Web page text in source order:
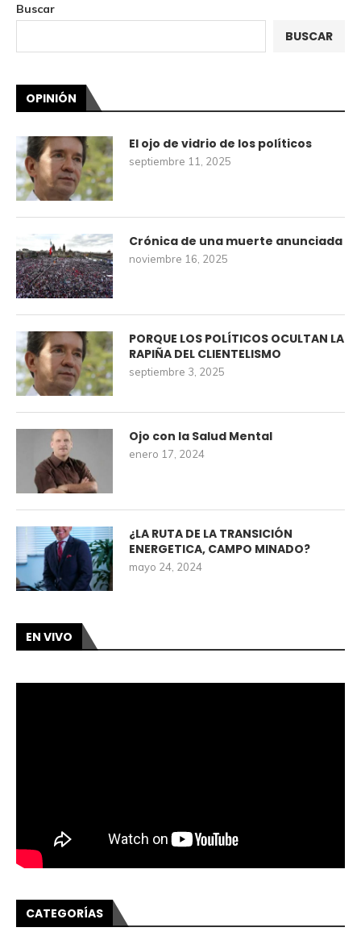
Buscar
BUSCAR
OPINIÓN
El ojo de vidrio de los políticos
septiembre 11, 2025
Crónica de una muerte anunciada
noviembre 16, 2025
PORQUE LOS POLÍTICOS OCULTAN LA
RAPIÑA DEL CLIENTELISMO
septiembre 3, 2025
Ojo con la Salud Mental
enero 17, 2024
¿LA RUTA DE LA TRANSICIÓN
ENERGETICA, CAMPO MINADO?
mayo 24, 2024
EN VIVO
CATEGORÍAS